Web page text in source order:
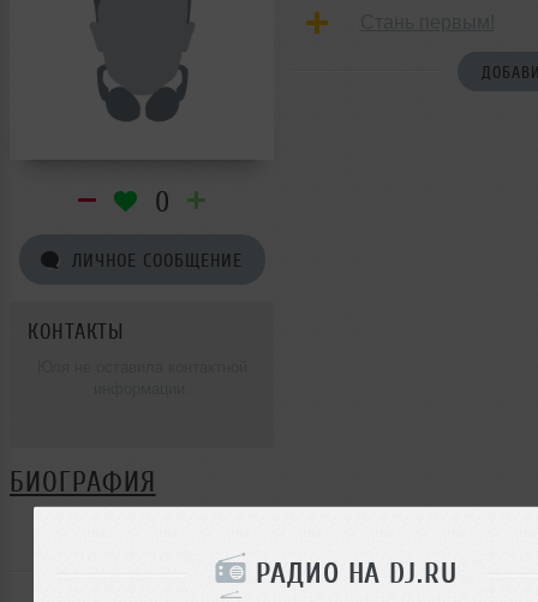
РАДИО НА DJ.RU
0
ЛИЧНОЕ СООБЩЕНИЕ
КОНТАКТЫ
БИОГРАФИЯ